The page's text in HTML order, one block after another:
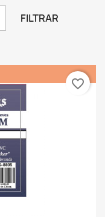
FILTRAR
favorite_border